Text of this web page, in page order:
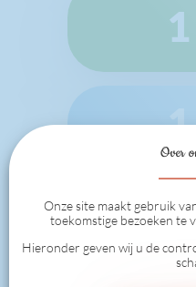
1
1
Badges
Over
Onze site maakt gebruik
toekomstige bezoeken te
Hieronder geven wij u de